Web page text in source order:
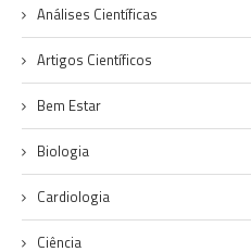
Análises Científicas
Artigos Científicos
Bem Estar
Biologia
Cardiologia
Ciência